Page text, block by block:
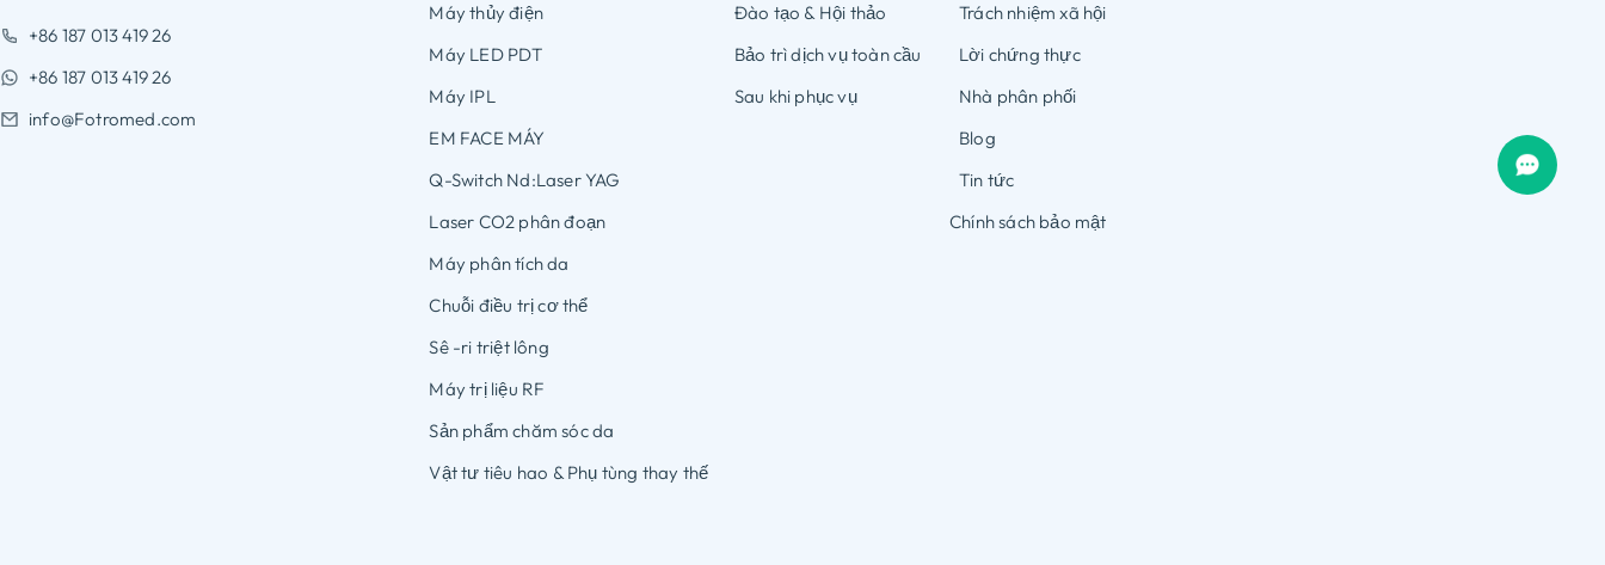
+86 187 013 419 26
+86 187 013 419 26
info@Fotromed.com
Máy thủy điện
Máy LED PDT
Máy IPL
EM FACE MÁY
Q-Switch Nd:Laser YAG
Laser CO2 phân đoạn
Máy phân tích da
Chuỗi điều trị cơ thể
Sê -ri triệt lông
Máy trị liệu RF
Sản phẩm chăm sóc da
Vật tư tiêu hao & Phụ tùng thay thế
Đào tạo & Hội thảo
Bảo trì dịch vụ toàn cầu
Sau khi phục vụ
Trách nhiệm xã hội
Lời chứng thực
Nhà phân phối
Blog
Tin tức
Chính sách bảo mật